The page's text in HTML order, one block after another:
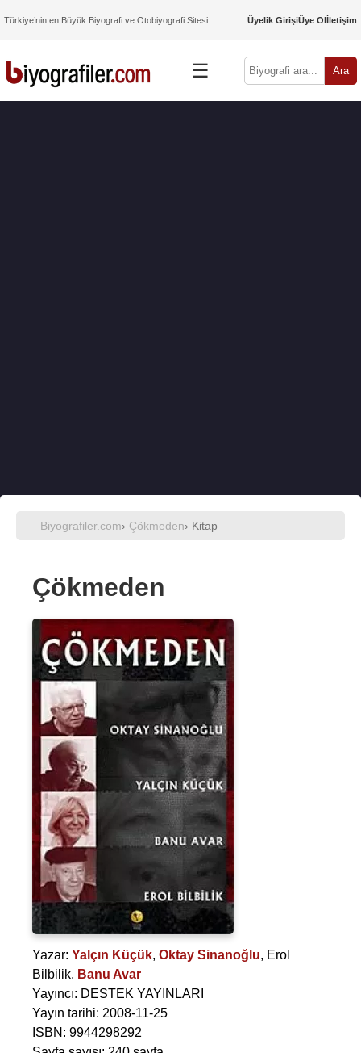
Türkiye’nin en Büyük Biyografi ve Otobiyografi Sitesi Üyelik GirişiÜye Olİletişim
☰ Ara
Biyografiler.com› Çökmeden› Kitap
Çökmeden
Yazar: Yalçın Küçük, Oktay Sinanoğlu, Erol
Bilbilik, Banu Avar
Yayıncı: DESTEK YAYINLARI
Yayın tarihi: 2008-11-25
ISBN: 9944298292